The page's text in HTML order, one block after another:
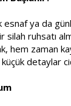
ya da
ruhsatı
hem
detaylar